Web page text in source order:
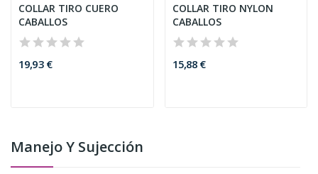
Manejo Y Sujección
COLLAR TIRO CUERO
CABALLOS
19,93 €
COLLAR TIRO NYLON
CABALLOS
15,88 €